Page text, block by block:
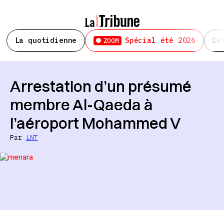
La quotidienne ZOOM Spécial été 2026
Arrestation d’un présumé
membre Al-Qaeda à
l’aéroport Mohammed V
Par LNT